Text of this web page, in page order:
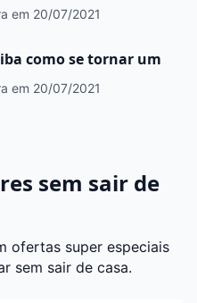
em 20/07/2021
como se tornar um
em 20/07/2021
sem sair de
ofertas super especiais
sem sair de casa.